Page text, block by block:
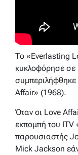
Το «Everlasting
κυκλοφόρησε σε
συμπεριλήφθηκε
Affair» (1968).
Όταν οι Love
εκπομπή του ITV
παρουσιαστής
Mick Jackson